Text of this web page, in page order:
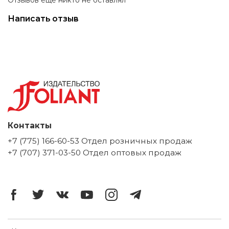
Написать отзыв
Контакты
+7 (775) 166-60-53 Отдел розничных продаж
+7 (707) 371-03-50 Отдел оптовых продаж